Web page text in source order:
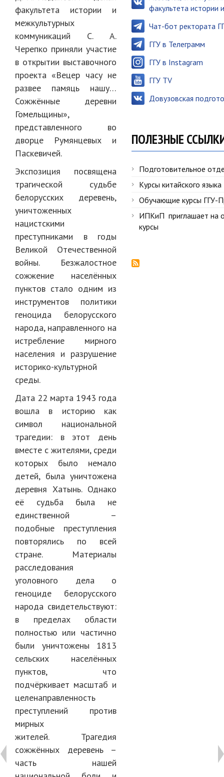
факультета истории и
межкультурных
коммуникаций С. А.
Черепко приняли участие
в открытии выставочного
проекта «Вецер часу не
развее памяць нашу…
Сожжённые деревни
Гомельщины»,
представленного во
дворце Румянцевых и
Паскевичей.
Экспозиция посвящена
трагической судьбе
белорусских деревень,
уничтоженных
нацистскими
преступниками в годы
Великой Отечественной
войны. Безжалостное
сожжение населённых
пунктов стало одним из
инструментов политики
геноцида белорусского
народа, направленного на
истребление мирного
населения и разрушение
историко-культурной
среды.
Дата 22 марта 1943 года
вошла в историю как
символ национальной
трагедии: в этот день
вместе с жителями, среди
которых было немало
детей, была уничтожена
деревня Хатынь. Однако
её судьба была не
единственной –
подобные преступления
повторялись по всей
стране. Материалы
расследования
уголовного дела о
геноциде белорусского
народа свидетельствуют:
в пределах области
полностью или частично
были уничтожены 1813
сельских населённых
пунктов, что
подчёркивает масштаб и
целенаправленность
преступлений против
мирных
жителей. Трагедия
сожжённых деревень –
часть нашей
факультета истории
Чат-бот ректората
ГГУ в Телеграмм
ГГУ в Instagram
ГГУ TV
Довузовская
ПОЛЕЗНЫЕ
Подготовительное
Курсы китайского языка
Обучающие курсы ГГУ-
ИПКиП приглашает на
курсы